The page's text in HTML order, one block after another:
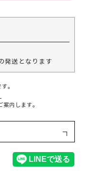
発送となります
。
内します。